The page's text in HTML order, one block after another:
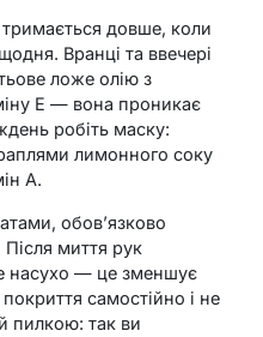
довше, коли
Вранці та ввечері
ложе олію з
E — вона проникає
робіть маску:
лимонного соку
A.
обов’язково
миття рук
насухо — це зменшує
самостійно і не
пилкою: так ви